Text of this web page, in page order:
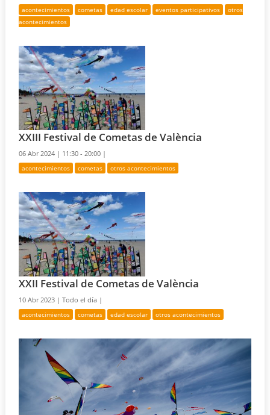
acontecimientos cometas edad escolar eventos participativos
otros
acontecimientos
XXIII Festival de Cometas de València
06 Abr 2024 | 11:30 - 20:00 |
acontecimientos cometas otros acontecimientos
XXII Festival de Cometas de València
10 Abr 2023 |Todo el día |
acontecimientos cometas edad escolar otros acontecimientos